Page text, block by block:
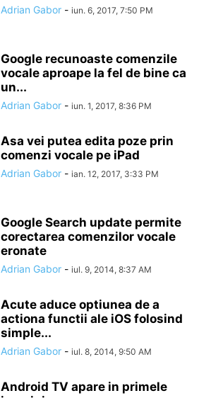
Adrian Gabor - iun. 6, 2017, 7:50 PM
Google recunoaste comenzile
vocale aproape la fel de bine ca
un...
Adrian Gabor - iun. 1, 2017, 8:36 PM
Asa vei putea edita poze prin
comenzi vocale pe iPad
Adrian Gabor - ian. 12, 2017, 3:33 PM
Google Search update permite
corectarea comenzilor vocale
eronate
Adrian Gabor - iul. 9, 2014, 8:37 AM
Acute aduce optiunea de a
actiona functii ale iOS folosind
simple...
Adrian Gabor - iul. 8, 2014, 9:50 AM
Android TV apare in primele